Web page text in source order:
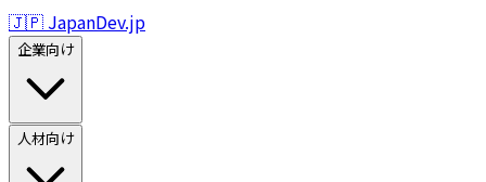
🇯🇵 JapanDev.jp
企業向け
人材向け